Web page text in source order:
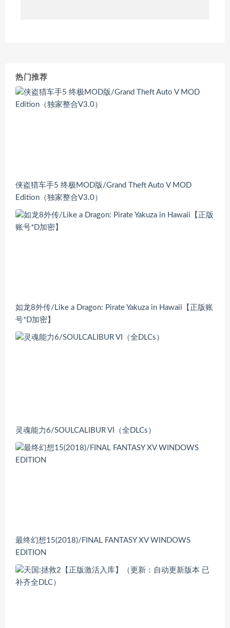
热门推荐
侠盗猎车手5 终极MOD版/Grand Theft Auto V MOD
Edition（独家整合V3.0）
如龙8外传/Like a Dragon: Pirate Yakuza in Hawaii【正版账
号*D加密】
灵魂能力6/SOULCALIBUR VI（全DLCs）
最终幻想15(2018)/FINAL FANTASY XV WINDOWS
EDITION